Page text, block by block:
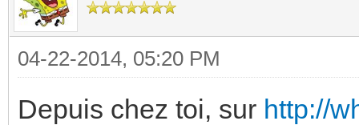
04-22-2014, 05:20 PM
Depuis chez toi, sur http://